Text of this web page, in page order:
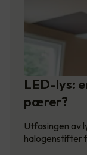
LED-lys:
pærer?
Utfasingen av
halogenstifter